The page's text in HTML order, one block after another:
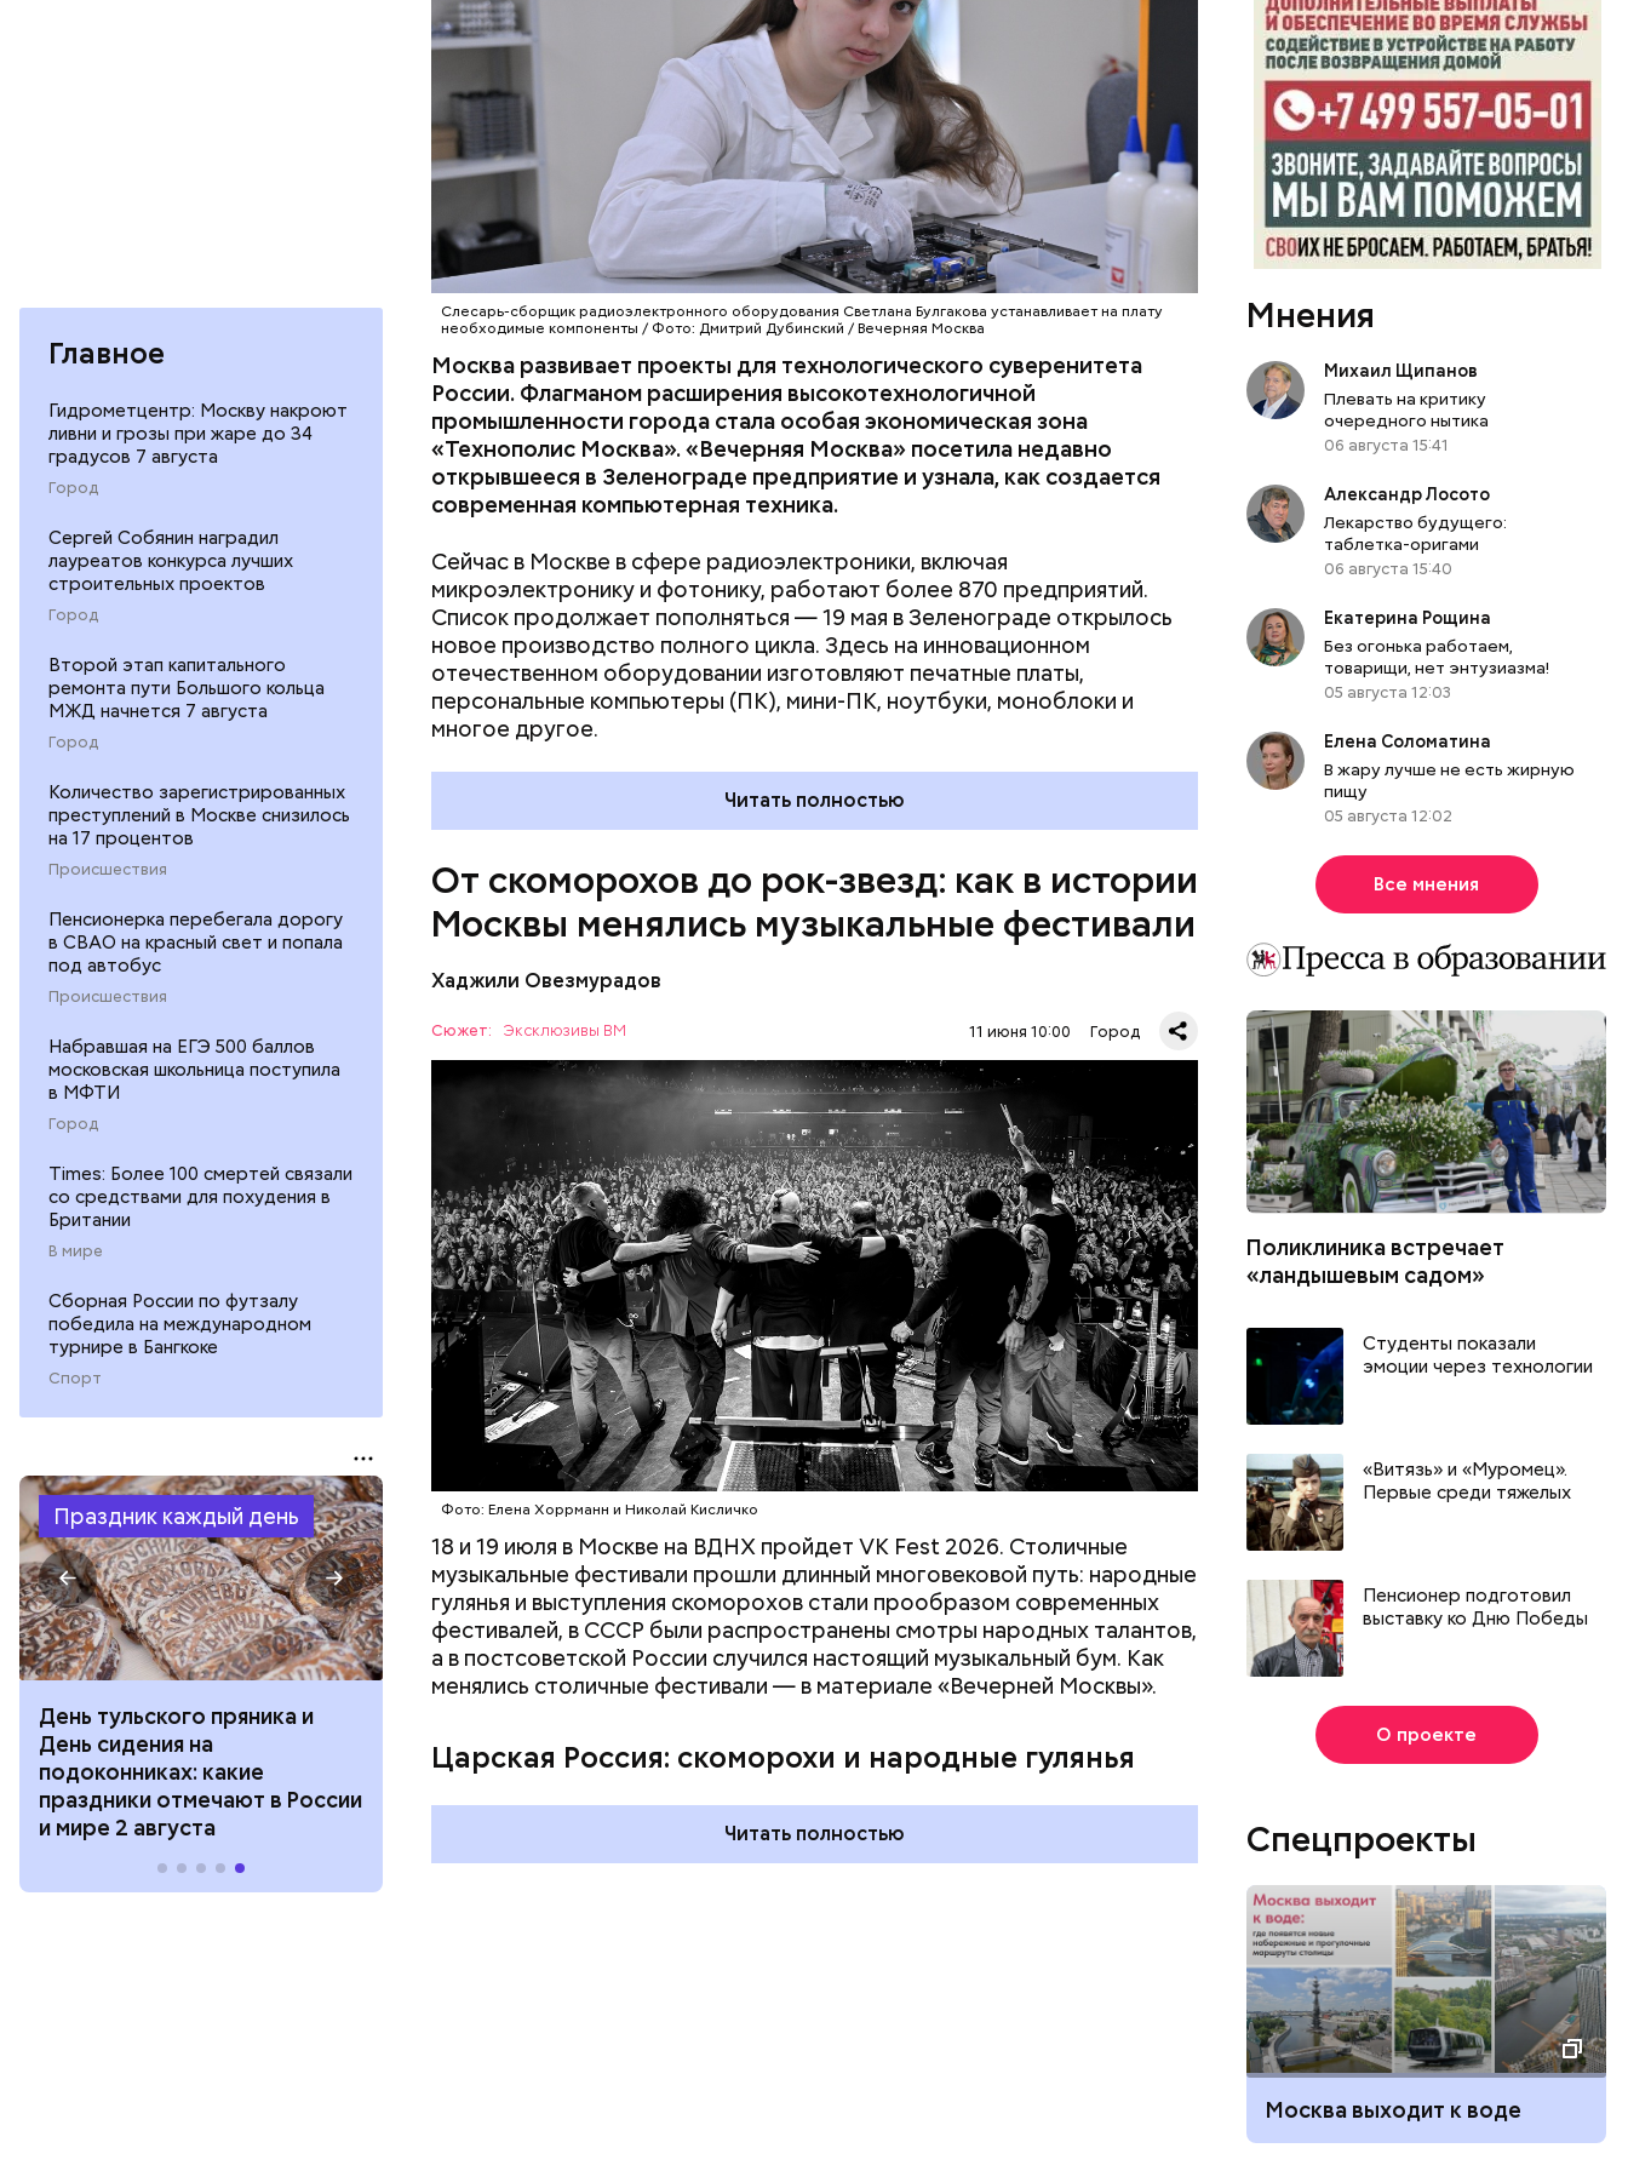
Главное
Гидрометцентр: Москву накроют
ливни и грозы при жаре до 34
градусов 7 августа
Город
Сергей Собянин наградил
лауреатов конкурса лучших
строительных проектов
Город
Второй этап капитального
ремонта пути Большого кольца
МЖД начнется 7 августа
Город
Количество зарегистрированных
преступлений в Москве снизилось
на 17 процентов
Происшествия
Пенсионерка перебегала дорогу
в СВАО на красный свет и попала
под автобус
Происшествия
Набравшая на ЕГЭ 500 баллов
московская школьница поступила
в МФТИ
Город
Times: Более 100 смертей связали
со средствами для похудения в
Британии
В мире
Сборная России по футзалу
победила на международном
турнире в Бангкоке
Спорт
Праздник каждый день
День тульского пряника и
День сидения на
подоконниках: какие
праздники отмечают в России
и мире 2 августа
и Международный день
подкаблучника: какие
праздники отмечают в России
Слесарь-сборщик радиоэлектронного оборудования Светлана Булгакова устанавливает на плату
необходимые компоненты / Фото: Дмитрий Дубинский / Вечерняя Москва
Москва развивает проекты для технологического суверенитета
России. Флагманом расширения высокотехнологичной
промышленности города стала особая экономическая зона
«Технополис Москва». «Вечерняя Москва» посетила недавно
открывшееся в Зеленограде предприятие и узнала, как создается
современная компьютерная техника.
Сейчас в Москве в сфере радиоэлектроники, включая
микроэлектронику и фотонику, работают более 870 предприятий.
Список продолжает пополняться — 19 мая в Зеленограде открылось
новое производство полного цикла. Здесь на инновационном
отечественном оборудовании изготовляют печатные платы,
персональные компьютеры (ПК), мини-ПК, ноутбуки, моноблоки и
многое другое.
«Холодильник» для термопасты
Читать полностью
ТЕХНОЛОГИИ МОСКВА
ПРОМЫШЛЕННОСТЬ
ТЕХНОПОЛИС «МОСКВА»
От скоморохов до рок-звезд: как в истории
Москвы менялись музыкальные фестивали
Хаджили Овезмурадов
Сюжет: Эксклюзивы ВМ 11 июня 10:00 Город
Фото: Елена Хоррманн и Николай Кисличко
18 и 19 июля в Москве на ВДНХ пройдет VK Fest 2026. Столичные
музыкальные фестивали прошли длинный многовековой путь: народные
гулянья и выступления скоморохов стали прообразом современных
фестивалей, в СССР были распространены смотры народных талантов,
а в постсоветской России случился настоящий музыкальный бум. Как
менялись столичные фестивали — в материале «Вечерней Москвы».
Царская Россия: скоморохи и народные гулянья
Фото: public domain
В царской России не было музыкальных фестивалей в современном
понимании, но существовали разные развлекательные мероприятия,
музыкантов и артистов на Руси были скоморохи. Их творчество
сочетало в себе не только музыку, но и танцы, театрализованные и
цирковые представления. Появившиеся как минимум в XI веке
В Москве скоморохи были настолько заметной частью городской
жизни, что в районе современной улицы Большой Дмитровки
существовала целая Скоморошья слобода. Они не только веселили
народ на улицах и площадях, но и выступали при царском дворе:
поклонником скоморошьего творчества был Иван Грозный. Именно по
его инициативе был организован потешный двор при царском дворце.
Читать полностью
МОСКВА ИСТОРИЯ ФЕСТИВАЛИ
Мнения
Михаил Щипанов
Плевать на критику
очередного нытика
06 августа 15:41
Александр Лосото
Лекарство будущего:
таблетка-оригами
06 августа 15:40
Екатерина Рощина
Без огонька работаем,
товарищи, нет энтузиазма!
05 августа 12:03
Елена Соломатина
В жару лучше не есть жирную
пищу
05 августа 12:02
Все мнения
Поликлиника встречает
«ландышевым садом»
Студенты показали
эмоции через технологии
«Витязь» и «Муромец».
Первые среди тяжелых
Пенсионер подготовил
выставку ко Дню Победы
О проекте
Спецпроекты
Москва выходит к воде